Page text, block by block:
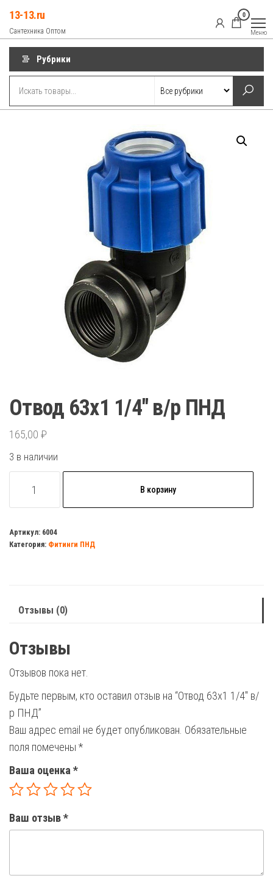
содержимому
13-13.ru
Сантехника Оптом
0
Меню
Рубрики
Отвод 63х1 1/4″ в/р ПНД
165,00 ₽
3 в наличии
товара
63х1
1/4"
В корзину
Артикул: 6004
Категория: Фитинги ПНД
Отзывы (0)
Отзывы
Отзывов пока нет.
Будьте первым, кто оставил отзыв на “Отвод 63х1 1/4″ в/
р ПНД”
Ваш адрес email не будет опубликован. Обязательные
поля помечены *
Ваша оценка *
Ваш отзыв*